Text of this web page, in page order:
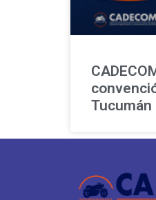
Tucumán